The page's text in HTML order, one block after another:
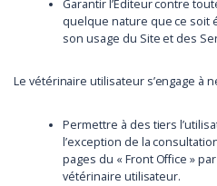
Garantir l’Editeur contre
quelque nature que ce soit
son usage du Site et des
Le vétérinaire utilisateur s’engage à
Permettre à des tiers
l’exception de la
pages du « Front Office »
vétérinaire utilisateur.